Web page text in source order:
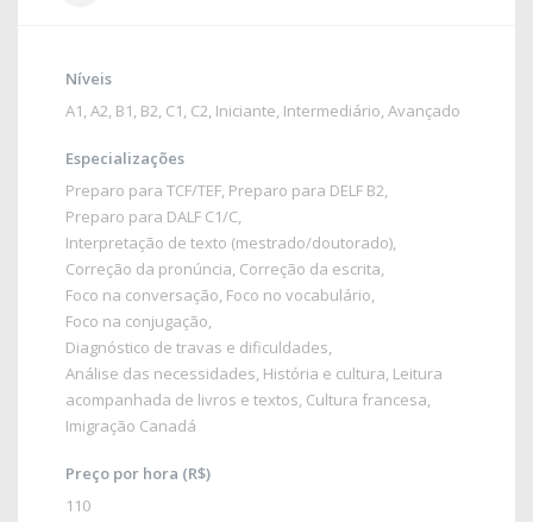
Níveis
A1, A2, B1, B2, C1, C2, Iniciante, Intermediário, Avançado
Especializações
Preparo para TCF/TEF, Preparo para DELF B2,
Preparo para DALF C1/C,
Interpretação de texto (mestrado/doutorado),
Correção da pronúncia, Correção da escrita,
Foco na conversação, Foco no vocabulário,
Foco na conjugação,
Diagnóstico de travas e dificuldades,
Análise das necessidades, História e cultura, Leitura
acompanhada de livros e textos, Cultura francesa,
Imigração Canadá
Preço por hora (R$)
110